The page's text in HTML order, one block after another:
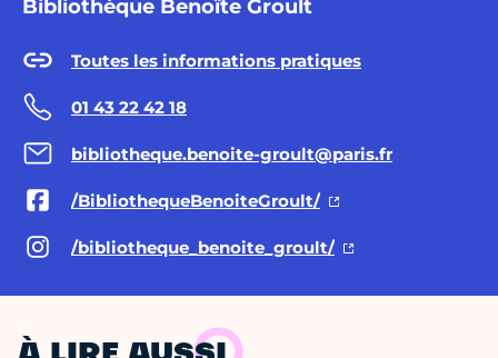
Bibliothèque Benoîte Groult
Toutes les informations pratiques
01 43 22 42 18
bibliotheque.benoite-groult@paris.fr
/BibliothequeBenoiteGroult/
/bibliotheque_benoite_groult/